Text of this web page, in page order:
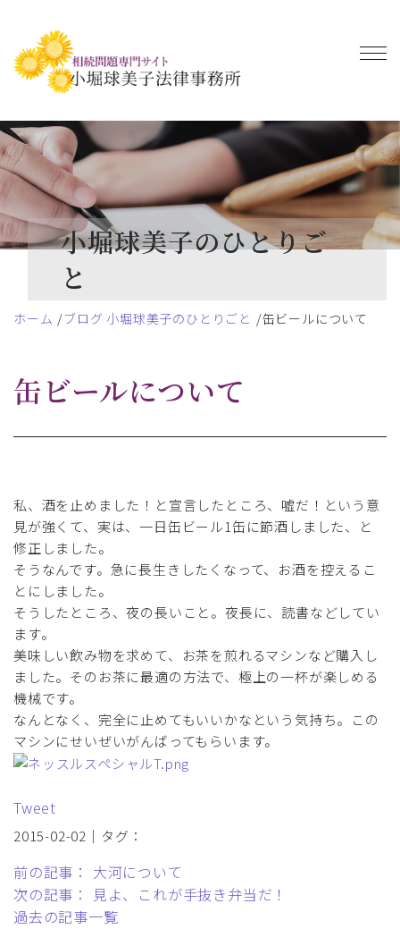
小堀球美子のひとりご
と
ホーム ブログ 小堀球美子のひとりごと 缶ビールについて
缶ビールについて
私、酒を止めました！と宣言したところ、嘘だ！という意
見が強くて、実は、一日缶ビール1缶に節酒しました、と
修正しました。
そうなんです。急に長生きしたくなって、お酒を控えるこ
とにしました。
そうしたところ、夜の長いこと。夜長に、読書などしてい
ます。
美味しい飲み物を求めて、お茶を煎れるマシンなど購入し
ました。そのお茶に最適の方法で、極上の一杯が楽しめる
機械です。
なんとなく、完全に止めてもいいかなという気持ち。この
マシンにせいぜいがんばってもらいます。
Tweet
2015-02-02｜タグ：
前の記事： 大河について
次の記事： 見よ、これが手抜き弁当だ！
過去の記事一覧